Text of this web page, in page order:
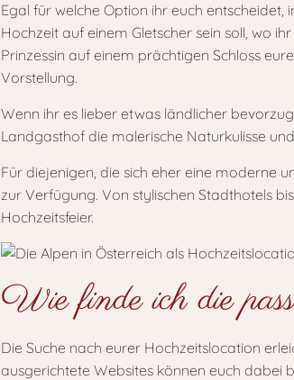
Egal für welche Option ihr euch
Hochzeit auf einem Gletscher sein soll, wo
Prinzessin auf einem prächtigen Schloss
Vorstellung.
Wenn ihr es lieber etwas ländlicher
Landgasthof die malerische Naturkulisse
Für diejenigen, die sich eher eine moderne
zur Verfügung. Von stylischen Stadthotels
Hochzeitsfeier.
Wie finde ich die
Die Suche nach eurer Hochzeitslocation
ausgerichtete Websites können euch dabei